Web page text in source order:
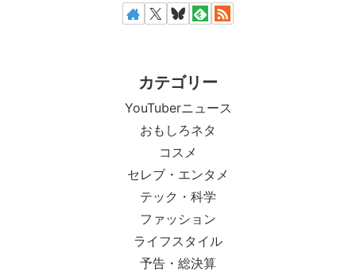
カテゴリー
YouTuberニュース
おもしろネタ
コスメ
セレブ・エンタメ
テック・科学
ファッション
ライフスタイル
予告・総決算